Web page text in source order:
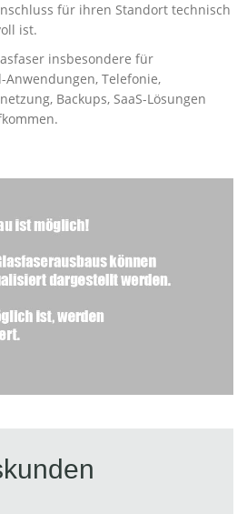
für ihren Standort technisch
ist.
insbesondere für
Telefonie,
Backups, SaaS-Lösungen